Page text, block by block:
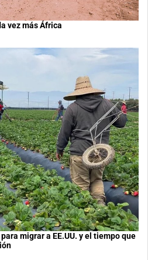
vez más África
migrar a EE.UU. y el tiempo que